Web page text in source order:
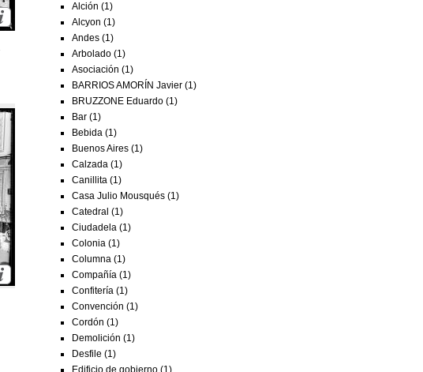
Alción (1)
Alcyon (1)
Andes (1)
Arbolado (1)
Asociación (1)
BARRIOS AMORÍN Javier (1)
BRUZZONE Eduardo (1)
Bar (1)
Bebida (1)
Buenos Aires (1)
Calzada (1)
Canillita (1)
Casa Julio Mousqués (1)
Catedral (1)
Ciudadela (1)
Colonia (1)
Columna (1)
Compañía (1)
Confitería (1)
Convención (1)
Cordón (1)
Demolición (1)
Desfile (1)
Edificio de gobierno (1)